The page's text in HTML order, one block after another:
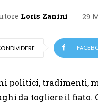
Loris Zanini 29
politici, tradimenti,
da togliere il fiato.